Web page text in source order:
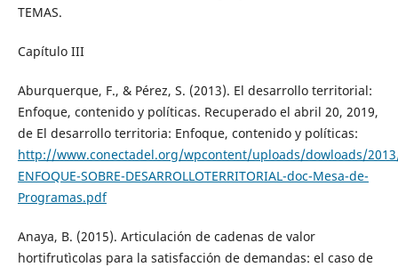
TEMAS.
Capítulo III
Aburquerque, F., & Pérez, S. (2013). El desarrollo territorial:
Enfoque, contenido y políticas. Recuperado el abril 20, 2019,
de El desarrollo territoria: Enfoque, contenido y políticas:
http://www.conectadel.org/wpcontent/uploads/dowloads/
ENFOQUE-SOBRE-DESARROLLOTERRITORIAL-doc-Mesa-de-
Programas.pdf
Anaya, B. (2015). Articulación de cadenas de valor
hortifrutìcolas para la satisfacción de demandas: el caso de